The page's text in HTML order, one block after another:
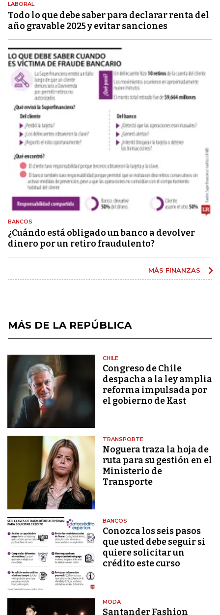
LABORAL
Todo lo que debe saber para declarar renta del
año gravable 2025 y evitar sanciones
BANCOS
¿Cuándo está obligado un banco a devolver
dinero por un retiro fraudulento?
MÁS FINANZAS
MÁS DE LA REPÚBLICA
CHILE
Congreso de Chile
despacha a la ley amplia
reforma impulsada por
el gobierno de Kast
TRANSPORTE
Noguera traza la hoja de
ruta para su gestión en el
Ministerio de
Transporte
BANCOS
Conozca los seis pasos
que usted debe seguir si
quiere solicitar un
crédito este curso
MODA
Santander Fashion